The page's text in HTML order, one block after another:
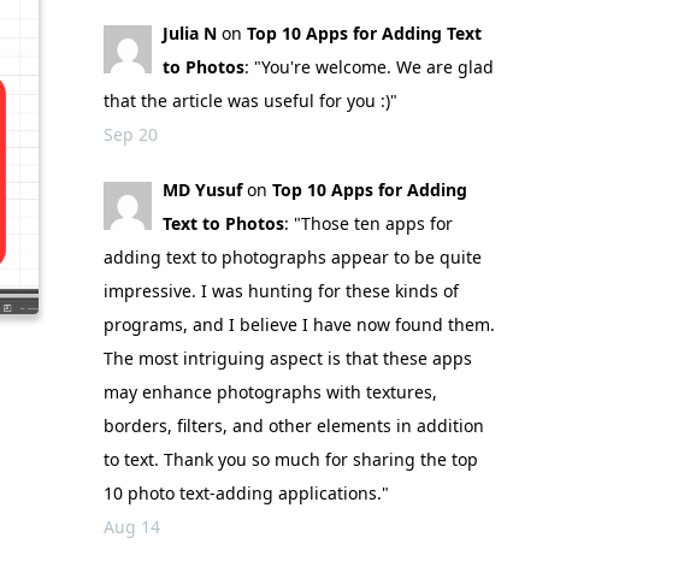
Julia N on Top 10 Apps for Adding Text
to Photos: "You're welcome. We are glad
that the article was useful for you :)"
Sep 20
MD Yusufon Top 10 Apps for Adding
Text to Photos: "Those ten apps for
adding text to photographs appear to be quite
impressive. I was hunting for these kinds of
programs, and I believe I have now found them.
The most intriguing aspect is that these apps
may enhance photographs with textures,
borders, filters, and other elements in addition
to text. Thank you so much for sharing the top
10 photo text-adding applications."
Aug 14